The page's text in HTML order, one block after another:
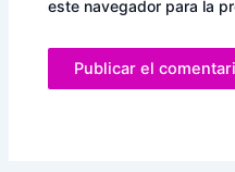
este navegador para la